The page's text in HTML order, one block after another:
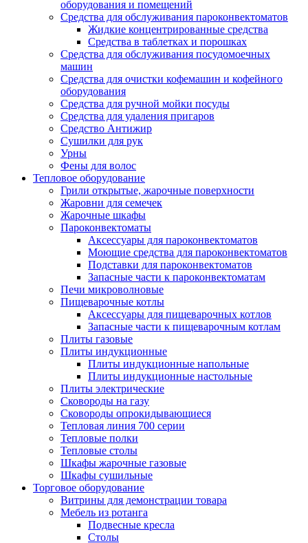
оборудования и помещений
Средства для обслуживания пароконвектоматов
Жидкие концентрированные средства
Средства в таблетках и порошках
Средства для обслуживания посудомоечных
машин
Средства для очистки кофемашин и кофейного
оборудования
Средства для ручной мойки посуды
Средства для удаления пригаров
Средство Антижир
Сушилки для рук
Урны
Фены для волос
Тепловое оборудование
Грили открытые, жарочные поверхности
Жаровни для семечек
Жарочные шкафы
Пароконвектоматы
Аксессуары для пароконвектоматов
Моющие средства для пароконвектоматов
Подставки для пароконвектоматов
Запасные части к пароконвектоматам
Печи микроволновые
Пищеварочные котлы
Аксессуары для пищеварочных котлов
Запасные части к пищеварочным котлам
Плиты газовые
Плиты индукционные
Плиты индукционные напольные
Плиты индукционные настольные
Плиты электрические
Сковороды на газу
Сковороды опрокидывающиеся
Тепловая линия 700 серии
Тепловые полки
Тепловые столы
Шкафы жарочные газовые
Шкафы сушильные
Торговое оборудование
Витрины для демонстрации товара
Мебель из ротанга
Подвесные кресла
Столы